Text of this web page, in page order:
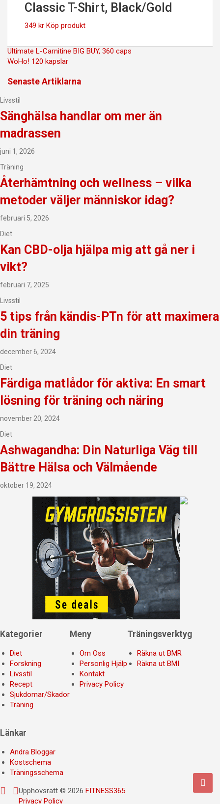
Classic T-Shirt, Black/Gold
349 kr Köp produkt
Inläggsnavigering
Ultimate L-Carnitine BIG BUY, 360 caps
WoHo! 120 kapslar
Senaste Artiklarna
Livsstil
Sänghälsa handlar om mer än
madrassen
juni 1, 2026
Träning
Återhämtning och wellness – vilka
metoder väljer människor idag?
februari 5, 2026
Diet
Kan CBD-olja hjälpa mig att gå ner i
vikt?
februari 7, 2025
Livsstil
5 tips från kändis-PTn för att maximera
din träning
december 6, 2024
Diet
Färdiga matlådor för aktiva: En smart
lösning för träning och näring
november 20, 2024
Diet
Ashwagandha: Din Naturliga Väg till
Bättre Hälsa och Välmående
oktober 19, 2024
Kategorier
Diet
Forskning
Livsstil
Recept
Sjukdomar/Skador
Träning
Meny
Om Oss
Personlig Hjälp
Kontakt
Privacy Policy
Träningsverktyg
Räkna ut BMR
Räkna ut BMI
Länkar
Andra Bloggar
Kostschema
Träningsschema
Upphovsrätt © 2026 FITNESS365
Privacy Policy